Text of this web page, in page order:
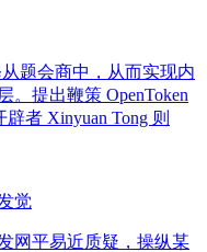
题会商中，从而实现内
。提出鞭策 OpenToken
者 Xinyuan Tong 则
觉
网平易近质疑，操纵某